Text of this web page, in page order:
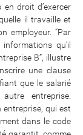
droit d’exercer
il travaille et
employeur. “Par
qu’il
B”, illustre
une clause
que le salarié
entreprise.
qui est
dans le code